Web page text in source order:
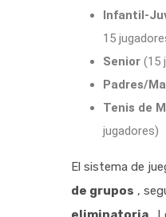
Infantil-
15
Senior (15
Padres/
Tenis de
jugadores)
El sistema de
de grupos ,